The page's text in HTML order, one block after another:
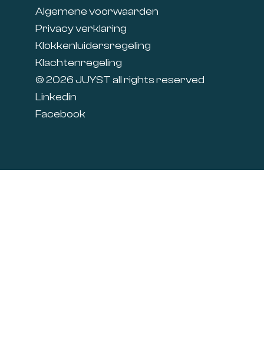
Algemene voorwaarden
Privacy verklaring
Klokkenluidersregeling
Klachtenregeling
© 2026 JUYST all rights reserved
Linkedin
Facebook